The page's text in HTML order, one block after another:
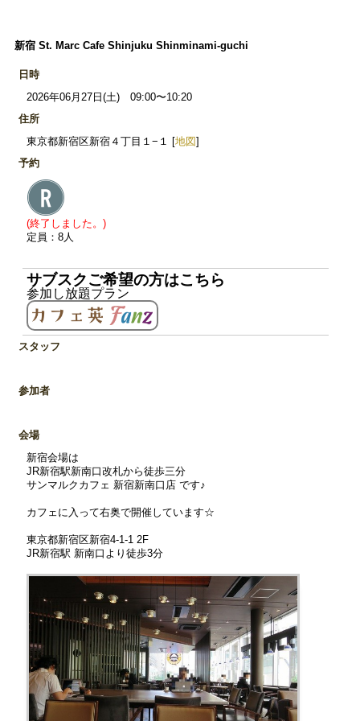
新宿 St. Marc Cafe Shinjuku Shinminami-guchi
日時
2026年06月27日(土) 09:00〜10:20
住所
東京都新宿区新宿４丁目１−１ [地図]
予約
(終了しました。)
定員：8人
サブスクご希望の方はこちら
参加し放題プラン
スタッフ
参加者
会場
新宿会場は
JR新宿駅新南口改札から徒歩三分
サンマルクカフェ 新宿新南口店 です♪
カフェに入って右奥で開催しています☆
東京都新宿区新宿4-1-1 2F
JR新宿駅 新南口より徒歩3分